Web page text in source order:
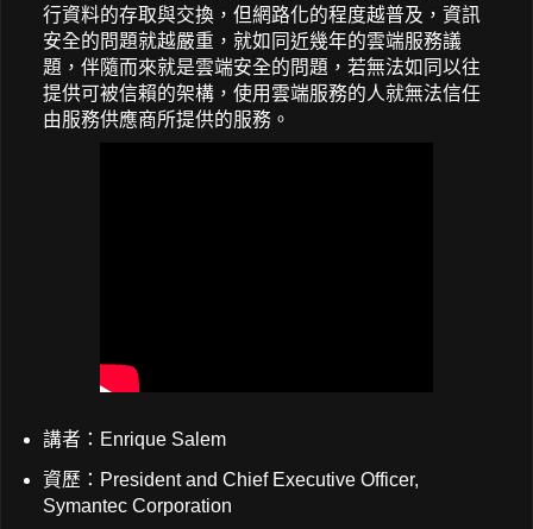
行資料的存取與交換，但網路化的程度越普及，資訊
安全的問題就越嚴重，就如同近幾年的雲端服務議
題，伴隨而來就是雲端安全的問題，若無法如同以往
提供可被信賴的架構，使用雲端服務的人就無法信任
由服務供應商所提供的服務。
講者：Enrique Salem
資歷：President and Chief Executive Officer,
Symantec Corporation